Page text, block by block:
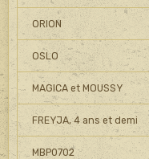
ORION
OSLO
MAGICA et MOUSSY
FREYJA, 4 ans et demi
MBP0702